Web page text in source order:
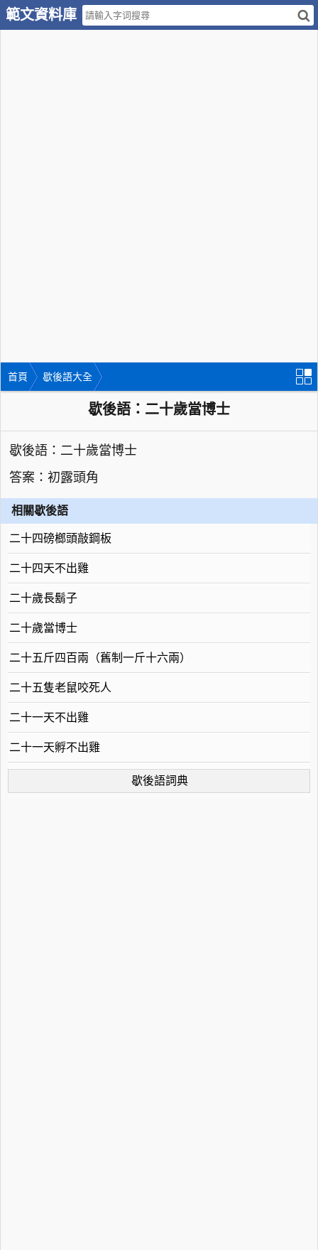
範文資料庫
首頁 歇後語大全
歇後語：二十歲當博士
歇後語：二十歲當博士
答案：初露頭角
相關歇後語
二十四磅榔頭敲鋼板
二十四天不出雞
二十歲長鬍子
二十歲當博士
二十五斤四百兩（舊制一斤十六兩）
二十五隻老鼠咬死人
二十一天不出雞
二十一天孵不出雞
歇後語詞典